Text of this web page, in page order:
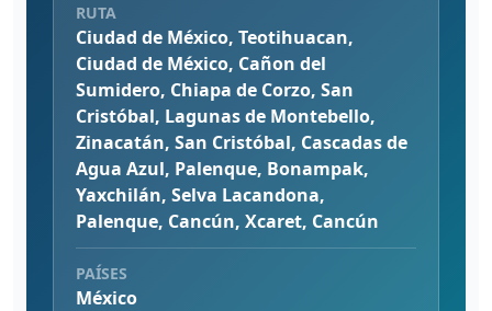
RUTA
Ciudad de México, Teotihuacan,
Ciudad de México, Cañon del
Sumidero, Chiapa de Corzo, San
Cristóbal, Lagunas de Montebello,
Zinacatán, San Cristóbal, Cascadas de
Agua Azul, Palenque, Bonampak,
Yaxchilán, Selva Lacandona,
Palenque, Cancún, Xcaret, Cancún
PAÍSES
México